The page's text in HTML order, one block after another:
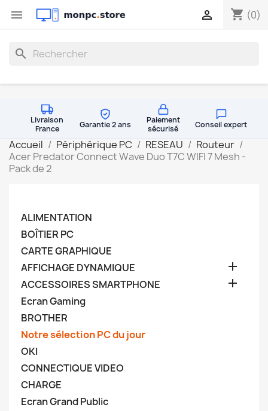
 shopping_cart (0)

search
Livraison
France
Garantie 2 ans
Paiement
sécurisé
Conseil expert
Accueil Périphérique PC RESEAU
Routeur
Acer Predator Connect Wave Duo T7C WIFI 7 Mesh -
Pack de 2
ALIMENTATION
BOÎTIER PC
CARTE GRAPHIQUE
AFFICHAGE DYNAMIQUE

ACCESSOIRES SMARTPHONE 
Ecran Gaming
BROTHER
Notre sélection PC du jour
OKI
CONNECTIQUE VIDEO
CHARGE
Ecran Grand Public